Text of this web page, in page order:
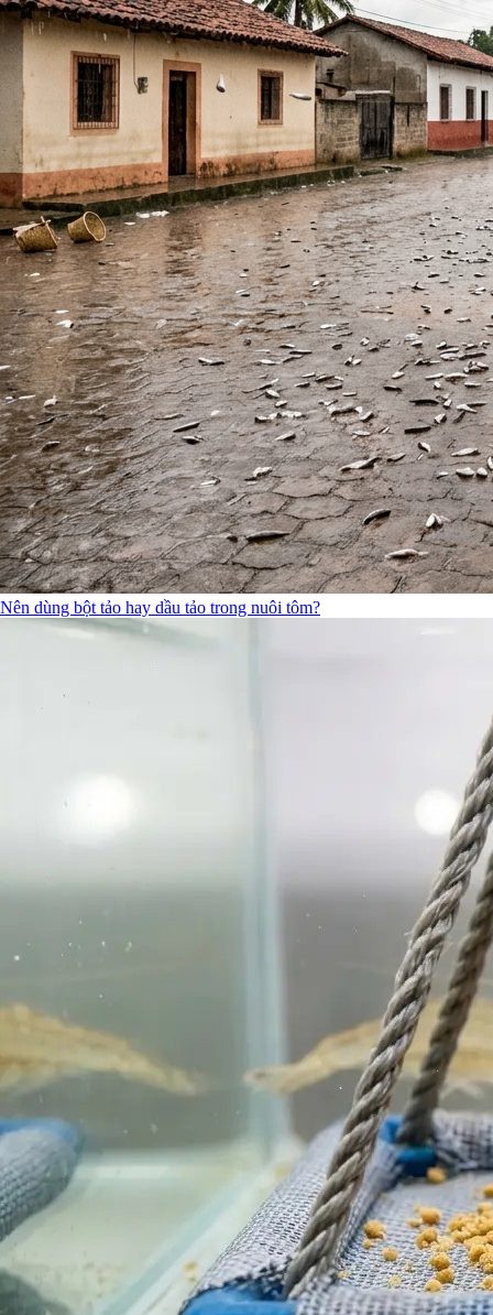
Nên dùng bột tảo hay dầu tảo trong nuôi tôm?